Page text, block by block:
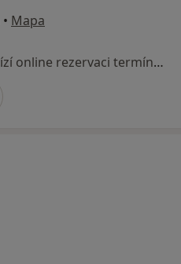
• Mapa
Tento specialista nenabízí online rezervaci termínu na této adrese.